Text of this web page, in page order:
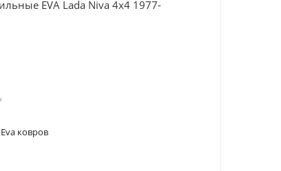
EVA Lada Niva 4x4 1977-
ковров